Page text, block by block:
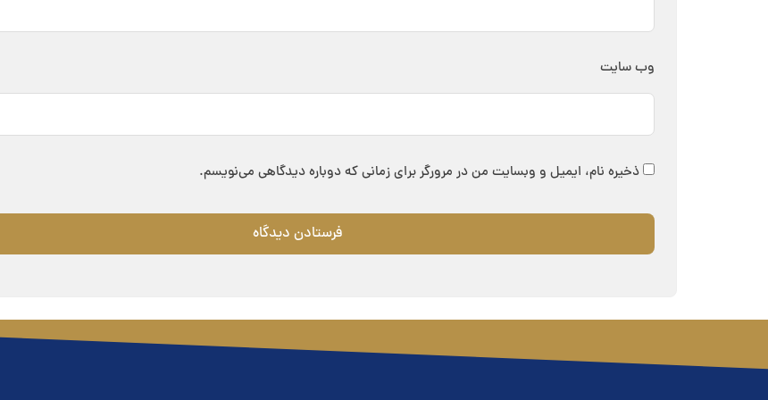
وب‌ سایت
ذخیره نام، ایمیل و وبسایت من در مرورگر برای زمانی که دوباره دیدگاهی می‌نویسم.